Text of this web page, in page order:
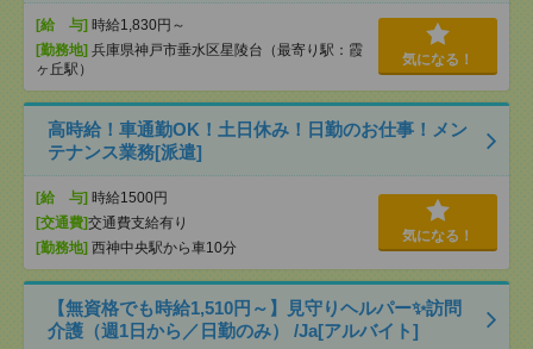
[給 与] 時給1,830円～
[勤務地] 兵庫県神戸市垂水区星陵台（最寄り駅：霞
ヶ丘駅）
気になる！
高時給！車通勤OK！土日休み！日勤のお仕事！メン
テナンス業務[派遣]
[給 与] 時給1500円
[交通費]交通費支給有り
[勤務地] 西神中央駅から車10分
気になる！
【無資格でも時給1,510円～】見守りヘルパー✨訪問
介護（週1日から／日勤のみ） /Ja[アルバイト]